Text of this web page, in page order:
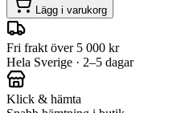
Lägg i varukorg
Fri frakt över 5 000 kr
Hela Sverige · 2–5 dagar
Klick & hämta